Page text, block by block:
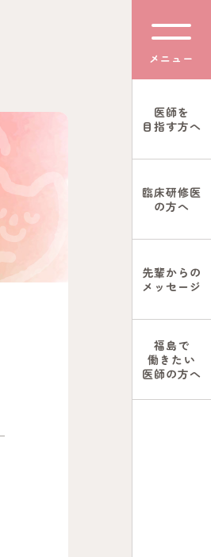
メニュー
医師を
目指す方へ
臨床研修医
の方へ
先輩からの
メッセージ
福島で
働きたい
医師の方へ